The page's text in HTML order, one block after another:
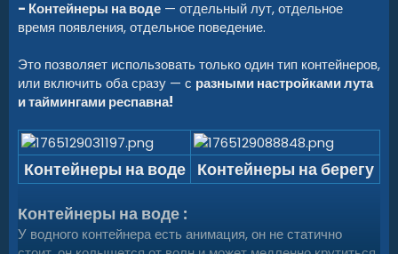
- Контейнеры на воде — отдельный лут, отдельное
время появления, отдельное поведение.
Это позволяет использовать только один тип контейнеров,
или включить оба сразу — с разными настройками лута
и таймингами респавна!
Контейнеры на воде Контейнеры на берегу
Контейнеры на воде :
У водного контейнера есть анимация, он не статично